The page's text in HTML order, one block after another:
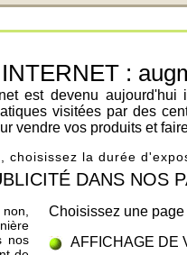
:
est devenu
visitées par des
vendre vos produits et
choisissez la durée
DANS NOS
nos
Choisissez une
AFFICHAGE DE